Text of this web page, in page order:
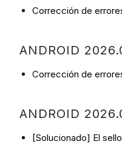
Corrección de
ANDROID
Corrección de
ANDROID
[Solucionado] El